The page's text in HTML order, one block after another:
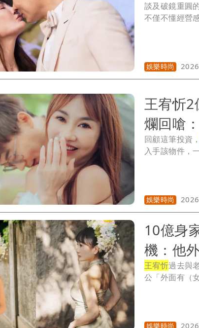
談及破鏡重圓
不僅不懂經營
娛樂時尚
王宥忻
爛回嗆
回顧這筆投資，
入手該物件，
娛樂時尚
10億身
機：他
王宥忻過去與
公「外面有（
娛樂時尚